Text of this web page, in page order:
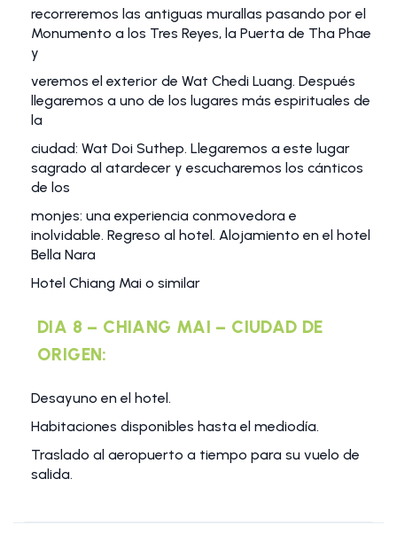
recorreremos las antiguas murallas pasando por el
Monumento a los Tres Reyes, la Puerta de Tha Phae
y
veremos el exterior de Wat Chedi Luang. Después
llegaremos a uno de los lugares más espirituales de
la
ciudad: Wat Doi Suthep. Llegaremos a este lugar
sagrado al atardecer y escucharemos los cánticos
de los
monjes: una experiencia conmovedora e
inolvidable. Regreso al hotel. Alojamiento en el hotel
Bella Nara
Hotel Chiang Mai o similar
DIA 8 – CHIANG MAI – CIUDAD DE
ORIGEN:
Desayuno en el hotel.
Habitaciones disponibles hasta el mediodía.
Traslado al aeropuerto a tiempo para su vuelo de
salida.